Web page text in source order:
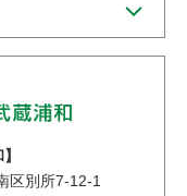
区別所7-12-1